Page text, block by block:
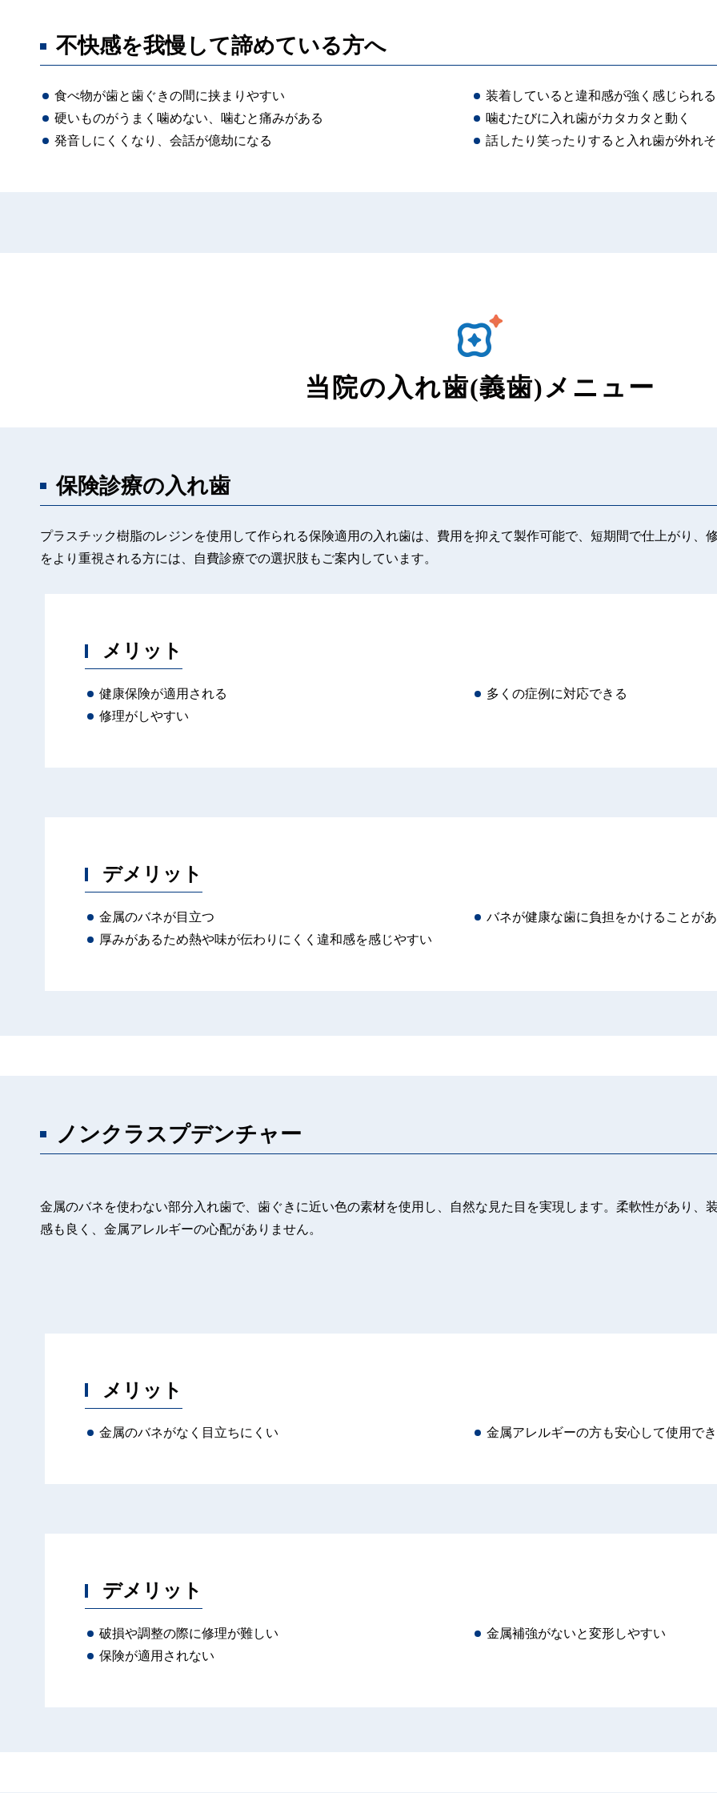
不快感を我慢して諦めている方へ
食べ物が歯と歯ぐきの間に挟まりやすい
装着していると違和感が強く感じられる
硬いものがうまく噛めない、噛むと痛みがある
噛むたびに入れ歯がカタカタと動く
発音しにくくなり、会話が億劫になる
話したり笑ったりすると入れ歯が外れ
当院の入れ歯(義歯)メニュー
保険診療の入れ歯
プラスチック樹脂のレジンを使用して作られる保険適用の入れ歯は、費用を抑えて製作可能で、短期間で仕上がり、
をより重視される方には、自費診療での選択肢もご案内しています。
メリット
健康保険が適用される
多くの症例に対応できる
修理がしやすい
デメリット
金属のバネが目立つ
バネが健康な歯に負担をかけることが
厚みがあるため熱や味が伝わりにくく違和感を感じやすい
ノンクラスプデンチャー
金属のバネを使わない部分入れ歯で、歯ぐきに近い色の素材を使用し、自然な見た目を実現します。柔軟性があり、
感も良く、金属アレルギーの心配がありません。
メリット
金属のバネがなく目立ちにくい 金属アレルギーの方も安心して使用で
デメリット
破損や調整の際に修理が難しい
金属補強がないと変形しやすい
保険が適用されない